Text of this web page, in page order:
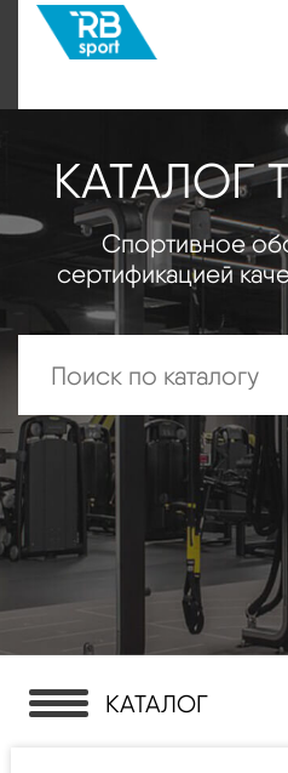
КАТАЛОГ
Спортивное
сертификацией
КАТАЛОГ